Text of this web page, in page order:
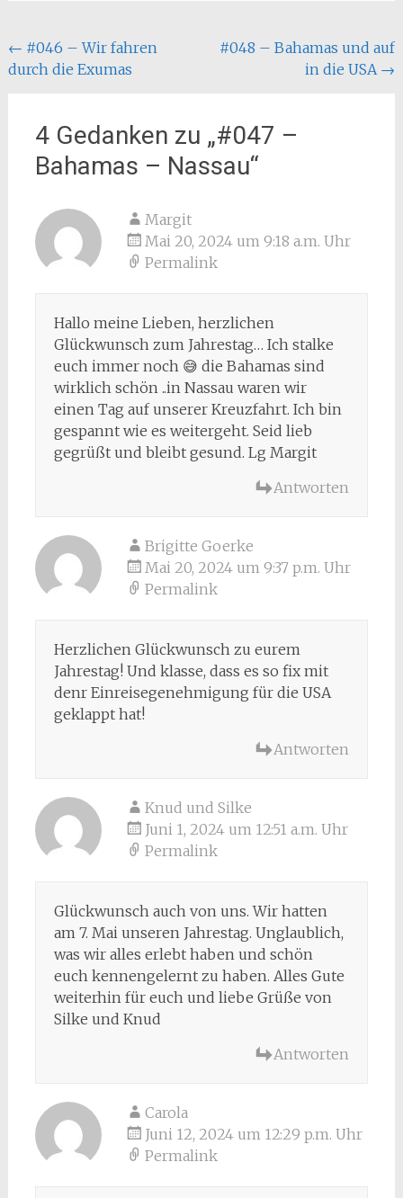
Beitragsnavigation
← #046 – Wir fahren
durch die Exumas
#048 – Bahamas und auf
in die USA →
4 Gedanken zu „#047 –
Bahamas – Nassau“
Margit
Mai 20, 2024 um 9:18 a.m. Uhr
Permalink
Hallo meine Lieben, herzlichen
Glückwunsch zum Jahrestag… Ich stalke
euch immer noch 😅 die Bahamas sind
wirklich schön ..in Nassau waren wir
einen Tag auf unserer Kreuzfahrt. Ich bin
gespannt wie es weitergeht. Seid lieb
gegrüßt und bleibt gesund. Lg Margit
Antworten
Brigitte Goerke
Mai 20, 2024 um 9:37 p.m. Uhr
Permalink
Herzlichen Glückwunsch zu eurem
Jahrestag! Und klasse, dass es so fix mit
denr Einreisegenehmigung für die USA
geklappt hat!
Antworten
Knud und Silke
Juni 1, 2024 um 12:51 a.m. Uhr
Permalink
Glückwunsch auch von uns. Wir hatten
am 7. Mai unseren Jahrestag. Unglaublich,
was wir alles erlebt haben und schön
euch kennengelernt zu haben. Alles Gute
weiterhin für euch und liebe Grüße von
Silke und Knud
Antworten
Carola
Juni 12, 2024 um 12:29 p.m. Uhr
Permalink